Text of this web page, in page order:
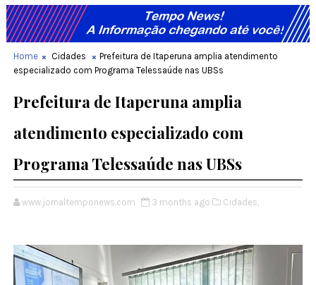
Home Cidades
Prefeitura de Itaperuna amplia atendimento
especializado com Programa Telessaúde nas UBSs
Prefeitura de Itaperuna amplia
atendimento especializado com
Programa Telessaúde nas UBSs
www.jornaltemponews.com 3 months ago Cidades,